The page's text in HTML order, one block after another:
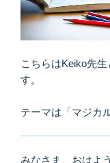
最
大
限
活
か
こちらはKeiko先
す。
テーマは「マジカ
みなさま、おはよ